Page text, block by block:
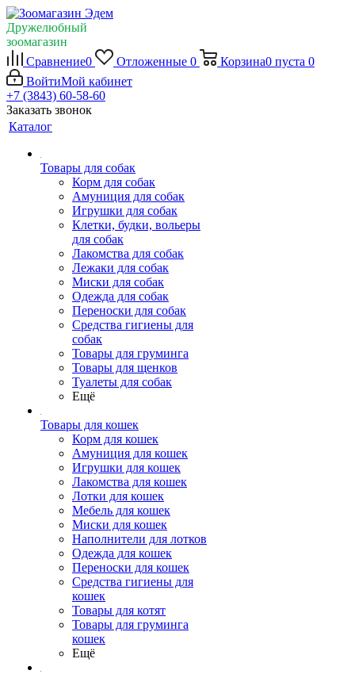
Дружелюбный
зоомагазин
Сравнение0 Отложенные 0 Корзина0 пуста 0
ВойтиМой кабинет
+7 (3843) 60-58-60
Заказать звонок
Каталог
Товары для собак
Корм для собак
Амуниция для собак
Игрушки для собак
Клетки, будки, вольеры
для собак
Лакомства для собак
Лежаки для собак
Миски для собак
Одежда для собак
Переноски для собак
Средства гигиены для
собак
Товары для груминга
Товары для щенков
Туалеты для собак
Ещё
Товары для кошек
Корм для кошек
Амуниция для кошек
Игрушки для кошек
Лакомства для кошек
Лотки для кошек
Мебель для кошек
Миски для кошек
Наполнители для лотков
Одежда для кошек
Переноски для кошек
Средства гигиены для
кошек
Товары для котят
Товары для груминга
кошек
Ещё